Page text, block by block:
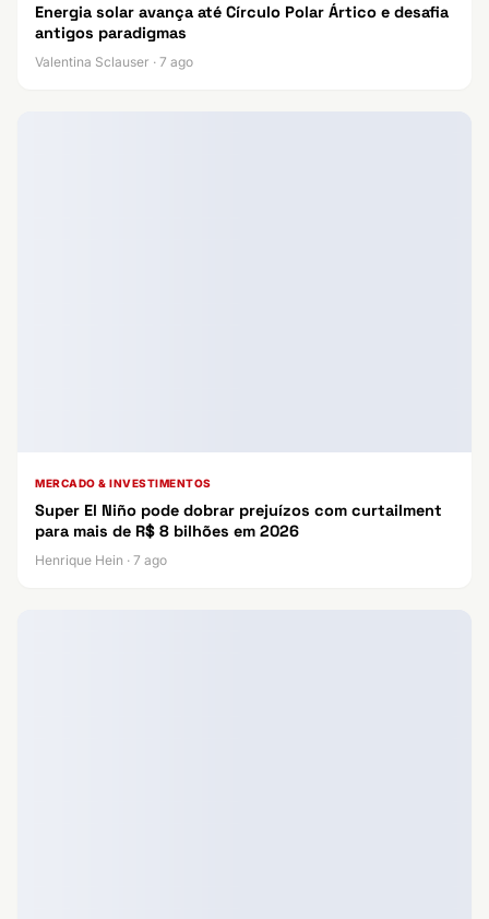
Energia solar avança até Círculo Polar Ártico e desafia
antigos paradigmas
Valentina Sclauser · 7 ago
MERCADO & INVESTIMENTOS
Super El Niño pode dobrar prejuízos com curtailment
para mais de R$ 8 bilhões em 2026
Henrique Hein · 7 ago